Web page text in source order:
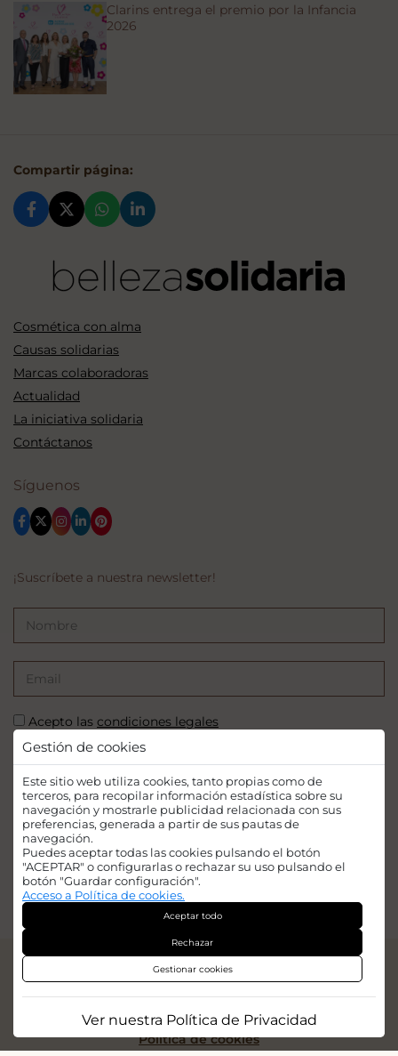
Gestión de cookies
Este sitio web utiliza cookies, tanto propias como de
terceros, para recopilar información estadística sobre su
navegación y mostrarle publicidad relacionada con sus
preferencias, generada a partir de sus pautas de
navegación.
Puedes aceptar todas las cookies pulsando el botón
"ACEPTAR" o configurarlas o rechazar su uso pulsando el
botón "Guardar configuración".
Acceso a Política de cookies.
Aceptar todo
Rechazar
Gestionar cookies
Ver nuestra Política de Privacidad
Clarins entrega el premio por la Infancia
2026
Compartir página:
Cosmética con alma
Causas solidarias
Marcas colaboradoras
Actualidad
La iniciativa solidaria
Contáctanos
Síguenos
¡Suscríbete a nuestra newsletter!
Acepto las condiciones legales
Financiado por la Unión Europea - NextGenerationEU. Sin embargo, los
puntos de vista y las opiniones expresadas son únicamente los del autor o
autores y no reflejan necesariamente los de la Unión Europea o la Comisión
consideradas responsables de las mismas.
© 2026 Iridian Web Engine
Política de privacidad
Politica de cookies